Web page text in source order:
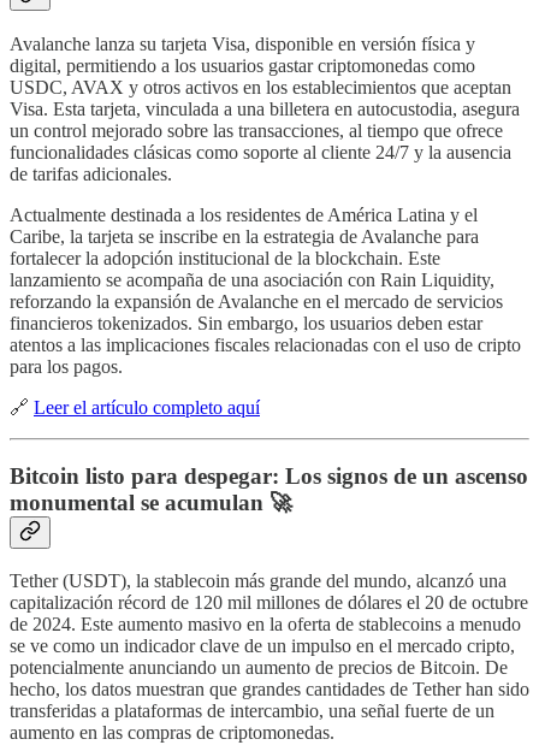
Avalanche lanza su tarjeta Visa, disponible en versión física y
digital, permitiendo a los usuarios gastar criptomonedas como
USDC, AVAX y otros activos en los establecimientos que aceptan
Visa. Esta tarjeta, vinculada a una billetera en autocustodia, asegura
un control mejorado sobre las transacciones, al tiempo que ofrece
funcionalidades clásicas como soporte al cliente 24/7 y la ausencia
de tarifas adicionales.
Actualmente destinada a los residentes de América Latina y el
Caribe, la tarjeta se inscribe en la estrategia de Avalanche para
fortalecer la adopción institucional de la blockchain. Este
lanzamiento se acompaña de una asociación con Rain Liquidity,
reforzando la expansión de Avalanche en el mercado de servicios
financieros tokenizados. Sin embargo, los usuarios deben estar
atentos a las implicaciones fiscales relacionadas con el uso de cripto
para los pagos.
🔗 Leer el artículo completo aquí
Bitcoin listo para despegar: Los signos de un ascenso
monumental se acumulan 🚀
Tether (USDT), la stablecoin más grande del mundo, alcanzó una
capitalización récord de 120 mil millones de dólares el 20 de octubre
de 2024. Este aumento masivo en la oferta de stablecoins a menudo
se ve como un indicador clave de un impulso en el mercado cripto,
potencialmente anunciando un aumento de precios de Bitcoin. De
hecho, los datos muestran que grandes cantidades de Tether han sido
transferidas a plataformas de intercambio, una señal fuerte de un
aumento en las compras de criptomonedas.